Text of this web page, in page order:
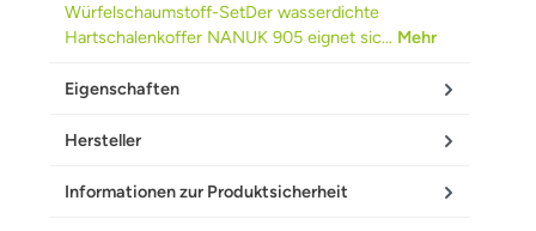
Würfelschaumstoff-SetDer wasserdichte
Hartschalenkoffer NANUK 905 eignet sic… Mehr
Eigenschaften
Hersteller
Informationen zur Produktsicherheit